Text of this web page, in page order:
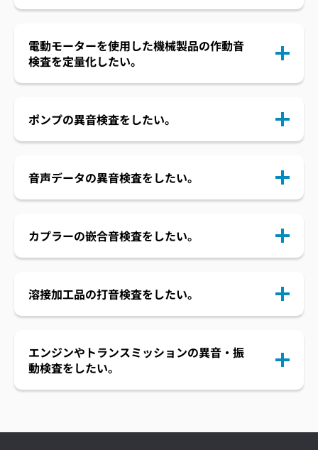
電動モーターを使用した機械製品の作動音
検査を定量化したい。
ポンプの異音検査をしたい。
音声データの異音検査をしたい。
カプラーの嵌合音検査をしたい。
溶接加工品の打音検査をしたい。
エンジンやトランスミッションの異音・振
動検査をしたい。